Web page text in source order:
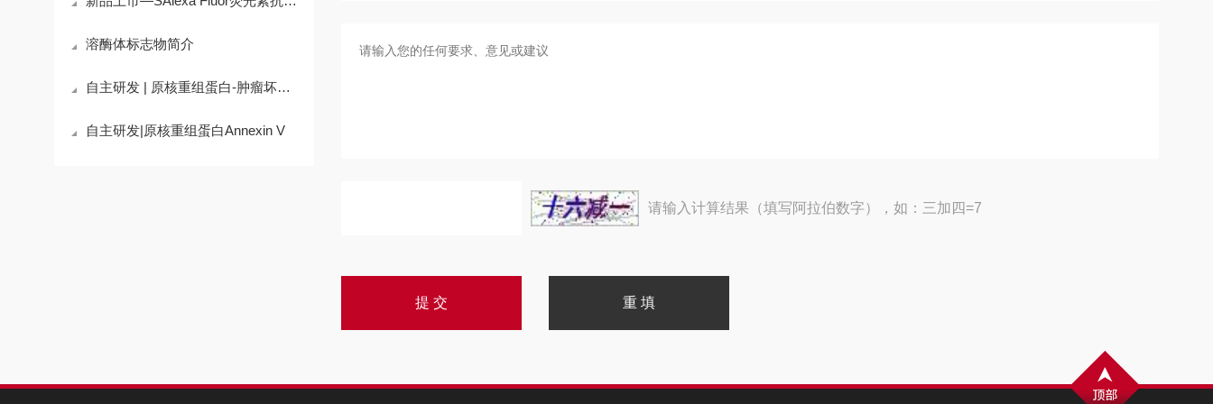
溶酶体标志物简介
自主研发 | 原核重组蛋白-肿瘤坏死因子
自主研发|原核重组蛋白Annexin V
请输入计算结果（填写阿拉伯数字），如：三加四=7